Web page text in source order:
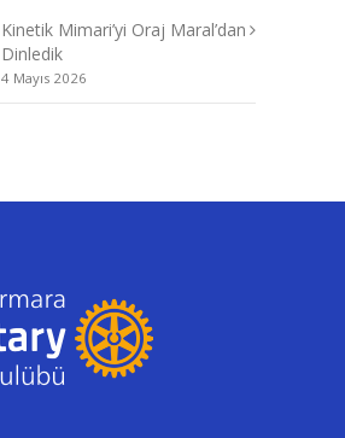
Kinetik Mimari’yi Oraj Maral’dan
Dinledik
4 Mayıs 2026